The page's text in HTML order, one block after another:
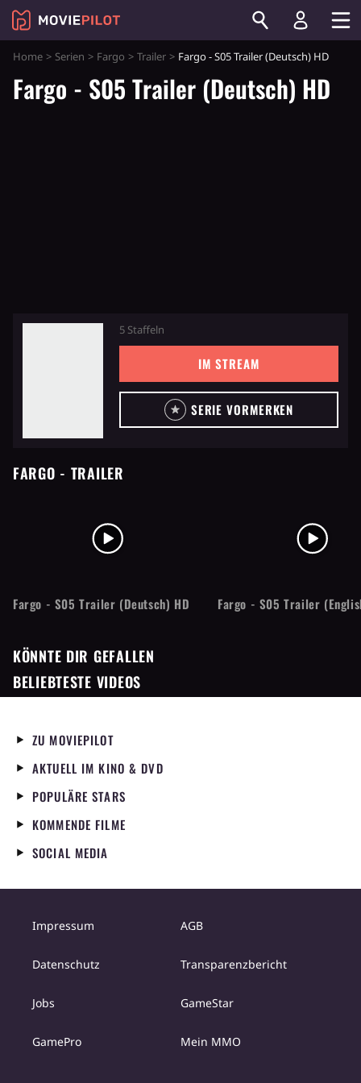
Home Serien Fargo Trailer Fargo - S05 Trailer (Deutsch) HD
Fargo - S05 Trailer (Deutsch) HD
5 Staffeln
IM STREAM
SERIE VORMERKEN
FARGO - TRAILER
Fargo - S05 Trailer (Deutsch) HD Fargo - S05 Trailer
KÖNNTE DIR GEFALLEN
BELIEBTESTE VIDEOS
ZU MOVIEPILOT
AKTUELL IM KINO & DVD
POPULÄRE STARS
KOMMENDE FILME
SOCIAL MEDIA
Impressum AGB
Datenschutz Transparenzbericht
Jobs GameStar
GamePro Mein MMO